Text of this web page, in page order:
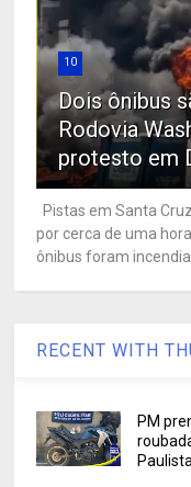
10
Dois ônibus
Rodovia
protesto em
Pistas em Santa
por cerca de uma
ônibus foram
RECENT WITH
PM